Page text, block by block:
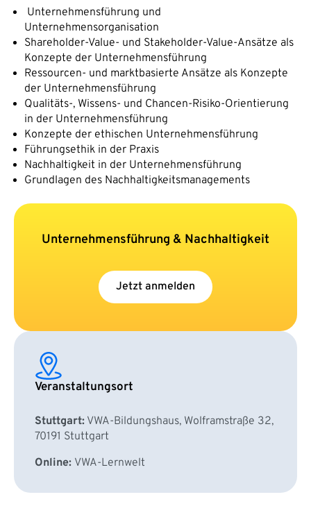
Unternehmensführung und
Unternehmensorganisation
Shareholder-Value- und Stakeholder-Value-Ansätze als
Konzepte der Unternehmensführung
Ressourcen- und marktbasierte Ansätze als Konzepte
der Unternehmensführung
Qualitäts-, Wissens- und Chancen-Risiko-Orientierung
in der Unternehmensführung
Konzepte der ethischen Unternehmensführung
Führungsethik in der Praxis
Nachhaltigkeit in der Unternehmensführung
Grundlagen des Nachhaltigkeitsmanagements
Unternehmensführung & Nachhaltigkeit
Jetzt anmelden
Veranstaltungsort
Stuttgart: VWA-Bildungshaus, Wolframstraße 32,
70191 Stuttgart
Online: VWA-Lernwelt